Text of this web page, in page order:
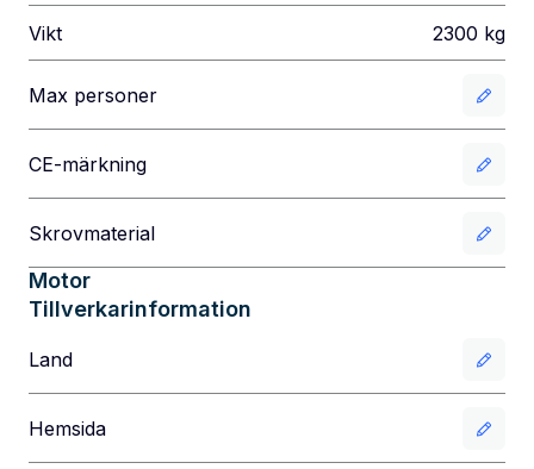
Vikt 2300 kg
Max personer
CE-märkning
Skrovmaterial
Motor
Tillverkarinformation
Land
Hemsida